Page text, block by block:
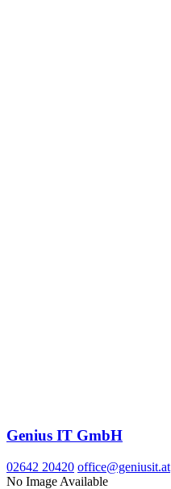
Genius IT GmbH
02642 20420 office@geniusit.at
No Image Available